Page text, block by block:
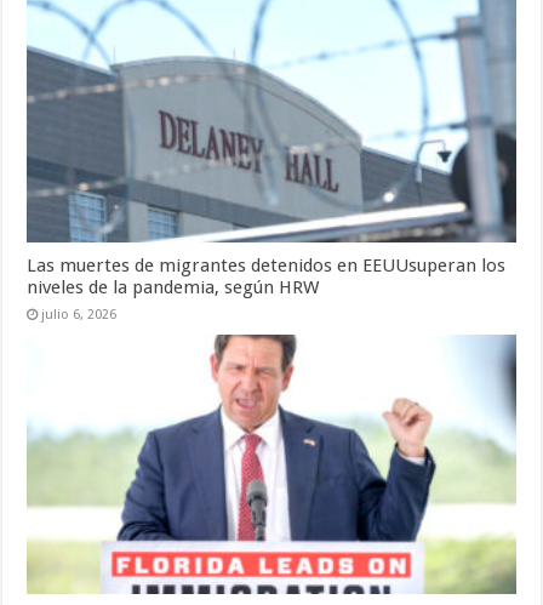
Las muertes de migrantes detenidos en EEUUsuperan los
niveles de la pandemia, según HRW
julio 6, 2026